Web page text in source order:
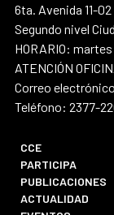
6ta. Avenida 11-
Segundo nivel
HORARIO:
ATENCIÓN
Correo
Teléfono: 2377-
CCE
PARTICIPA
PUBLICACIONES
ACTUALIDAD